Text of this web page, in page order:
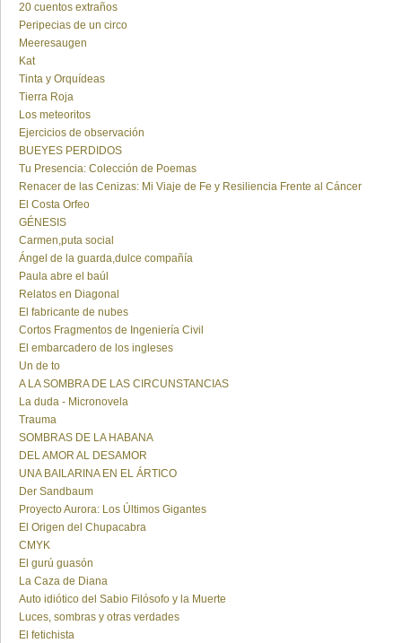
20 cuentos extraños
Peripecias de un circo
Meeresaugen
Kat
Tinta y Orquídeas
Tierra Roja
Los meteoritos
Ejercicios de observación
BUEYES PERDIDOS
Tu Presencia: Colección de Poemas
Renacer de las Cenizas: Mi Viaje de Fe y Resiliencia Frente al Cáncer
El Costa Orfeo
GÉNESIS
Carmen,puta social
Ángel de la guarda,dulce compañía
Paula abre el baúl
Relatos en Diagonal
El fabricante de nubes
Cortos Fragmentos de Ingeniería Civil
El embarcadero de los ingleses
Un de to
A LA SOMBRA DE LAS CIRCUNSTANCIAS
La duda - Micronovela
Trauma
SOMBRAS DE LA HABANA
DEL AMOR AL DESAMOR
UNA BAILARINA EN EL ÁRTICO
Der Sandbaum
Proyecto Aurora: Los Últimos Gigantes
El Origen del Chupacabra
CMYK
El gurú guasón
La Caza de Diana
Auto idiótico del Sabio Filósofo y la Muerte
Luces, sombras y otras verdades
El fetichista